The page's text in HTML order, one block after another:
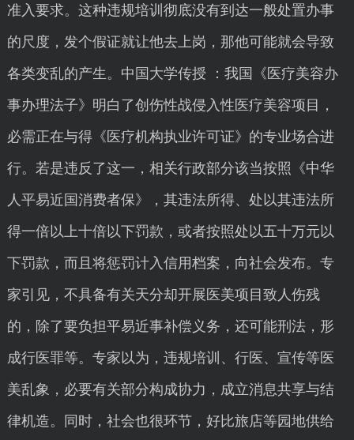
准入要求。这种违规培训彻底没有到达一般处置办事
的尺度，发个假证就让他去上岗，那他可能就会导致
各类变乱的产生。中国大学传授 ：我国《医疗美容办
事办理法子》明白了创伤性战侵入性医疗美容项目，
必需正在与得《医疗机构执业许可证》的专业场合进
行。若是违反了这一，相关行政部分该当按照《中华
人平易近国消费者保》，其违法所得、处以其违法所
得一倍以上十倍以下罚款，或者按照处以五十万元以
下罚款，而且将惩罚计入信用档案，向社会发布。专
家引见，不具备有关天分却开展医美项目致人伤残
的，除了要负担平易近事补偿义务，还可能刑法，形
成行医罪等。专家以为，违规培训、行医、宣传等医
美乱象，必要有关部分构成协力，成立消息共享与结
律机造。同时，社会也很环节，好比旅店等园地供给